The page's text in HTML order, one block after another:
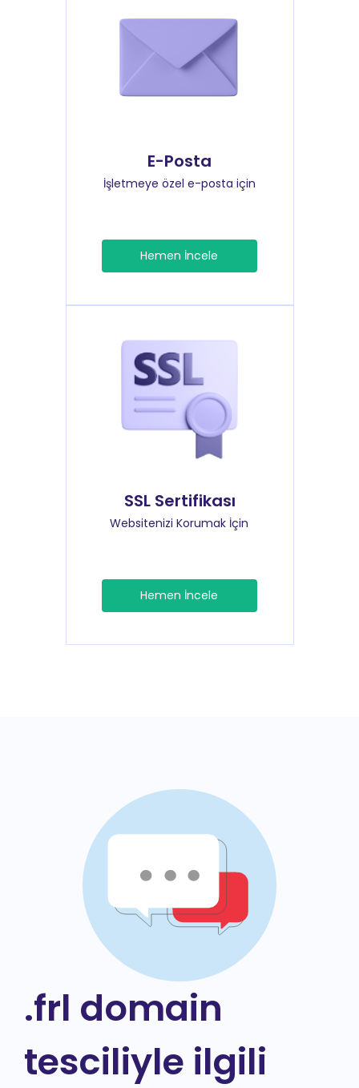
E-Posta
İşletmeye özel e-posta için
Hemen İncele
SSL Sertifikası
Websitenizi Korumak İçin
Hemen İncele
.frl domain
tesciliyle ilgili